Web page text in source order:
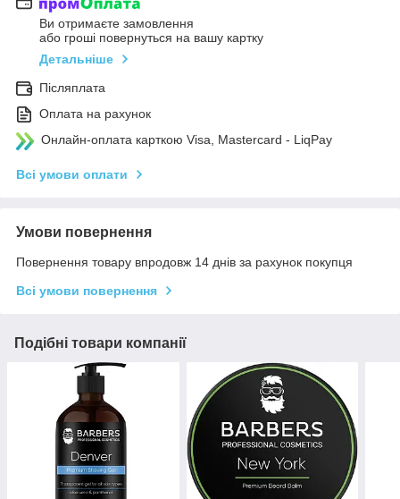
Ви отримаєте замовлення
або гроші повернуться на вашу картку
Детальніше
Післяплата
Оплата на рахунок
Онлайн-оплата карткою Visa, Mastercard - LiqPay
Всі умови оплати
Умови повернення
Повернення товару впродовж 14 днів за рахунок покупця
Всі умови повернення
Подібні товари компанії